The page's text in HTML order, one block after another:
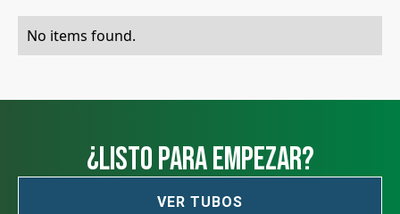
No items found.
¿Listo para empezar?
VER TUBOS